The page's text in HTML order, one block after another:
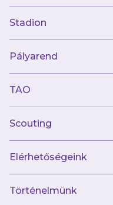
Stadion
Pályarend
TAO
Scouting
Elérhetőségeink
Történelmünk
Barca-kupáról
2024.08.29